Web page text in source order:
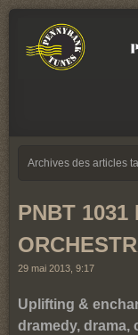
TUNES
believe
Archives des articles
PNBT 1031
29 mai 2013, 9:17
Uplifting &
dramedy, drama,